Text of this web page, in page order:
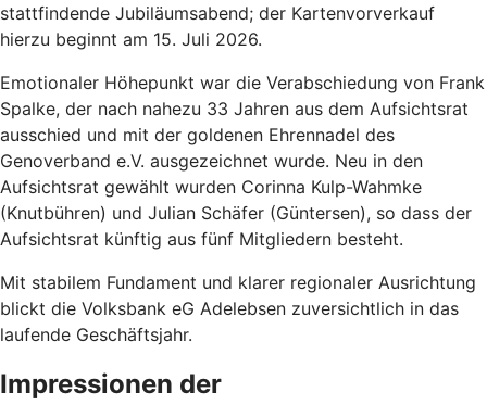
stattfindende Jubiläumsabend; der Kartenvorverkauf
hierzu beginnt am 15. Juli 2026.
Emotionaler Höhepunkt war die Verabschiedung von Frank
Spalke, der nach nahezu 33 Jahren aus dem Aufsichtsrat
ausschied und mit der goldenen Ehrennadel des
Genoverband e.V. ausgezeichnet wurde. Neu in den
Aufsichtsrat gewählt wurden Corinna Kulp-Wahmke
(Knutbühren) und Julian Schäfer (Güntersen), so dass der
Aufsichtsrat künftig aus fünf Mitgliedern besteht.
Mit stabilem Fundament und klarer regionaler Ausrichtung
blickt die Volksbank eG Adelebsen zuversichtlich in das
laufende Geschäftsjahr.
Impressionen der